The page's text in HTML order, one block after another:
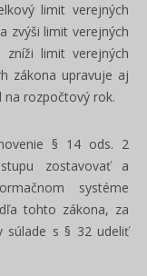
limit verejných
zvýši limit verejných
zníži limit verejných
zákona upravuje aj
na rozpočtový rok.
§ 14 ods. 2
zostavovať a
systéme
tohto zákona, za
súlade s § 32 udeliť